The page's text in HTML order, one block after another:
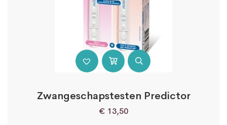
Zwangeschapstesten Predictor
€ 13,50